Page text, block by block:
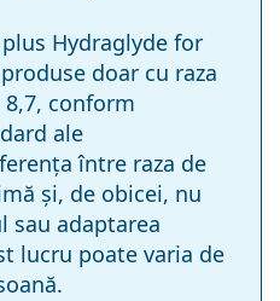
Hydraglyde for
doar cu raza
8,7, conform
ale
între raza de
și, de obicei, nu
sau adaptarea
lucru poate varia de